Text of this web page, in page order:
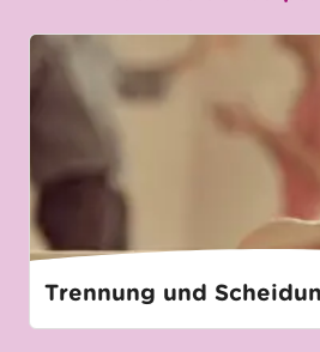
Trennung und